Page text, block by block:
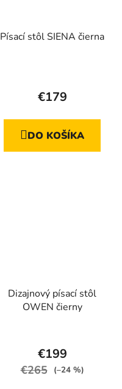
Písací stôl SIENA čierna
€179
DO KOŠÍKA
Dizajnový písací stôl
OWEN čierny
€199
€265 (–24 %)